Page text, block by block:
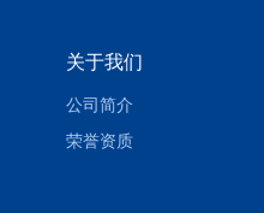
关于我们
公司简介
荣誉资质